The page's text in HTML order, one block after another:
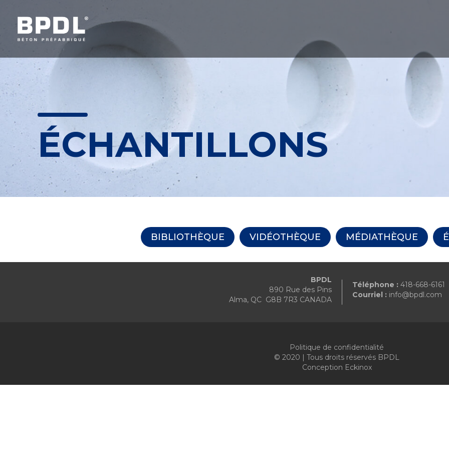
ÉCHANTILLONS
BIBLIOTHÈQUE VIDÉOTHÈQUE MÉDIATHÈQUE
BPDL
890 Rue des Pins
Alma, QC G8B 7R3 CANADA
Téléphone : 418-668-6161
Courriel : info@bpdl.com
Politique de confidentialité
© 2020 | Tous droits réservés BPDL
Conception Eckinox